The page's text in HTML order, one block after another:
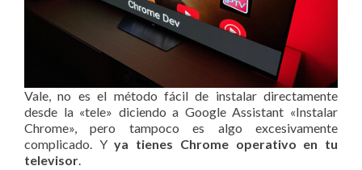
Vale, no es el método fácil de instalar directamente
desde la «tele» diciendo a Google Assistant «Instalar
Chrome», pero tampoco es algo excesivamente
complicado. Yya tienes Chrome operativo en tu
televisor.